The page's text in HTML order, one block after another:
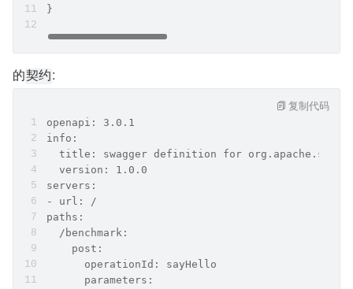
}
的契约:
openapi: 3.0.1
info:
title: swagger definition for
  version: 1.0.0
servers:
- url: /
paths:
  /benchmark:
    post:
      operationId: sayHello
      parameters:
复制代码